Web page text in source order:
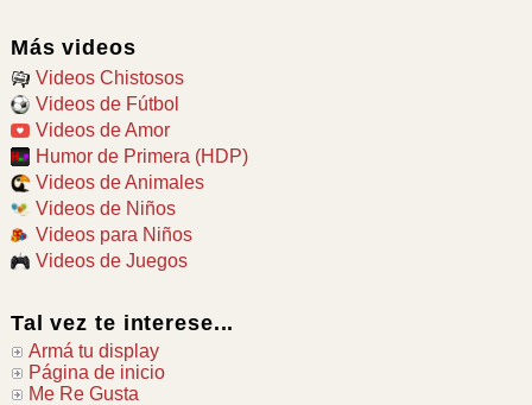
Más videos
Videos Chistosos
Videos de Fútbol
Videos de Amor
Humor de Primera (HDP)
Videos de Animales
Videos de Niños
Videos para Niños
Videos de Juegos
Tal vez te interese...
Armá tu display
Página de inicio
Me Re Gusta